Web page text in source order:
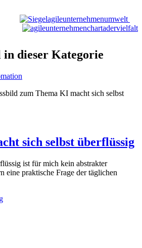
dieser Kategorie
sich selbst überflüssig
ist für mich kein abstrakter
eine praktische Frage der täglichen